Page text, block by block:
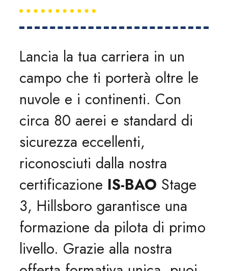
Lancia la tua carriera in un
campo che ti porterà oltre le
nuvole e i continenti. Con
circa 80 aerei e standard di
sicurezza eccellenti,
riconosciuti dalla nostra
certificazione IS-BAO Stage
3, Hillsboro garantisce una
formazione da pilota di primo
livello. Grazie alla nostra